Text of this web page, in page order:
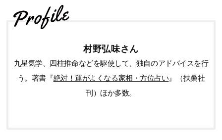
村野弘味さん
九星気学、四柱推命などを駆使して、独自のアドバイスを行
う。著書『絶対！運がよくなる家相・方位占い 』（扶桑社
刊）ほか多数。